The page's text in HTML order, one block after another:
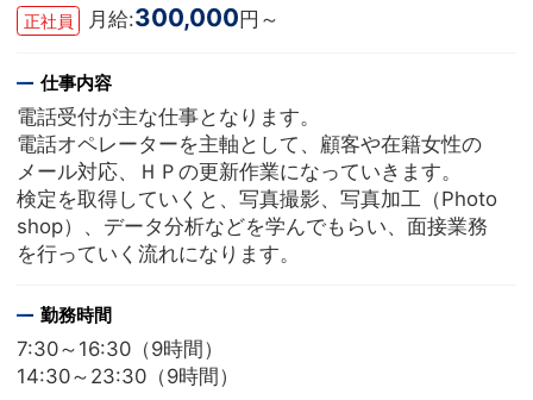
正社員 月給:300,000 円～
仕事内容
電話受付が主な仕事となります。
電話オペレーターを主軸として、顧客や在籍女性の
メール対応、ＨＰの更新作業になっていきます。
検定を取得していくと、写真撮影、写真加工（Photo
shop）、データ分析などを学んでもらい、面接業務
を行っていく流れになります。
勤務時間
7:30～16:30（9時間）
14:30～23:30（9時間）